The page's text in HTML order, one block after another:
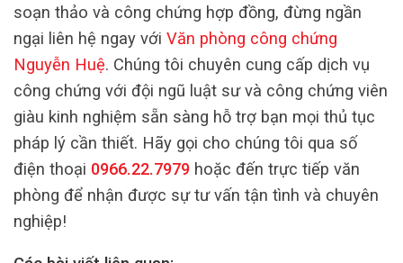
soạn thảo và công chứng hợp đồng, đừng ngần
ngại liên hệ ngay với Văn phòng công chứng
Nguyễn Huệ. Chúng tôi chuyên cung cấp dịch vụ
công chứng với đội ngũ luật sư và công chứng viên
giàu kinh nghiệm sẵn sàng hỗ trợ bạn mọi thủ tục
pháp lý cần thiết. Hãy gọi cho chúng tôi qua số
điện thoại 0966.22.7979 hoặc đến trực tiếp văn
phòng để nhận được sự tư vấn tận tình và chuyên
nghiệp!